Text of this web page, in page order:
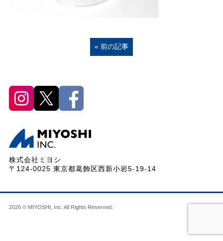
« 前の記事
株式会社ミヨシ
〒124-0025 東京都葛飾区西新小岩5-19-14
2026 © MIYOSHI, Inc. All Rights Reserved.